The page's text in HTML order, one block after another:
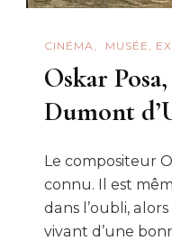
CINÉMA MUSÉE,
Oskar
Dumont
Le compositeur
connu. Il est
dans l’oubli,
vivant d’une